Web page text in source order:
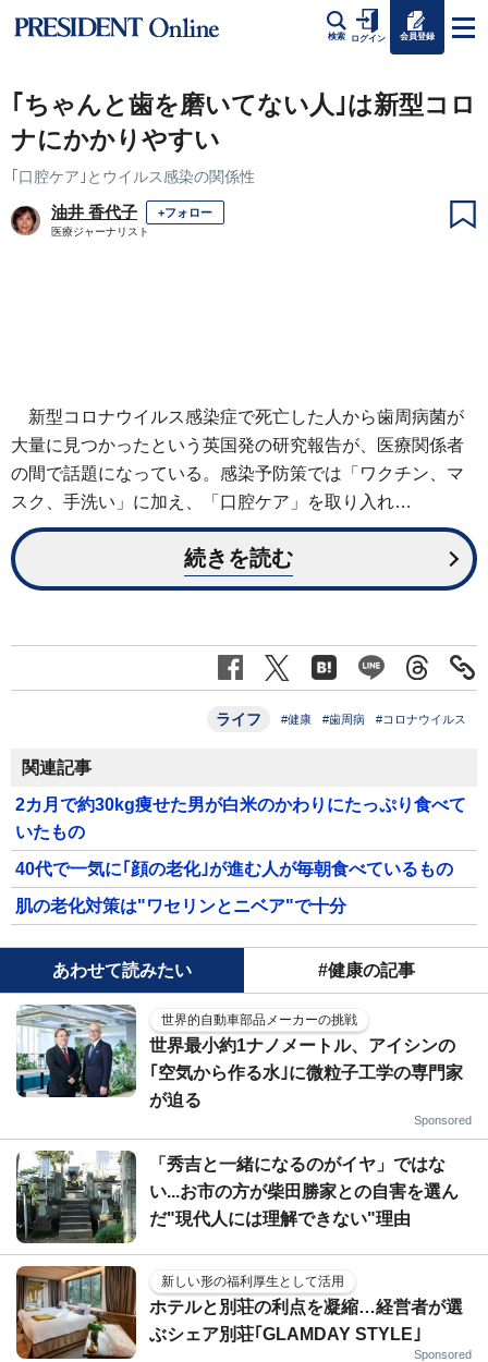
検索 ログイン 会員登録
｢ちゃんと歯を磨いてない人｣は新型コロ
ナにかかりやすい
｢口腔ケア｣とウイルス感染の関係性
油井 香代子 +フォロー
医療ジャーナリスト
新型コロナウイルス感染症で死亡した人から歯周病菌が
大量に見つかったという英国発の研究報告が、医療関係者
の間で話題になっている。感染予防策では「ワクチン、マ
スク、手洗い」に加え、「口腔ケア」を取り入れ…
続きを読む
ライフ #健康 #歯周病 #コロナウイルス
関連記事
2カ月で約30kg痩せた男が白米のかわりにたっぷり食べて
いたもの
40代で一気に｢顔の老化｣が進む人が毎朝食べているもの
肌の老化対策は"ワセリンとニベア"で十分
あわせて読みたい #健康の記事
世界的自動車部品メーカーの挑戦
世界最小約1ナノメートル、アイシンの
｢空気から作る水｣に微粒子工学の専門家
が迫る
Sponsored
「秀吉と一緒になるのがイヤ」ではな
い...お市の方が柴田勝家との自害を選ん
だ"現代人には理解できない"理由
新しい形の福利厚生として活用
ホテルと別荘の利点を凝縮…経営者が選
ぶシェア別荘｢GLAMDAY STYLE｣
Sponsored